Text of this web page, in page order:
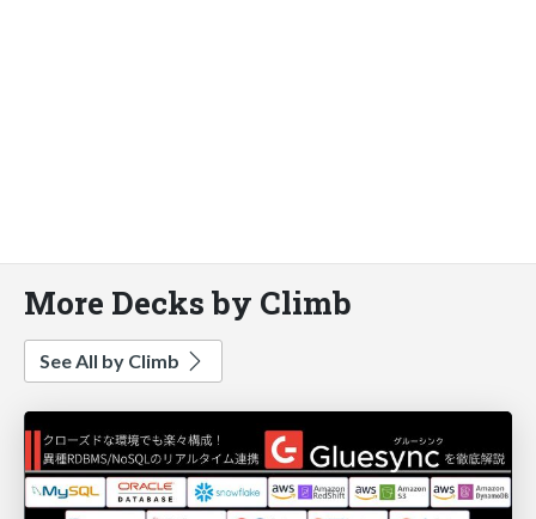
More Decks by Climb
See All by Climb